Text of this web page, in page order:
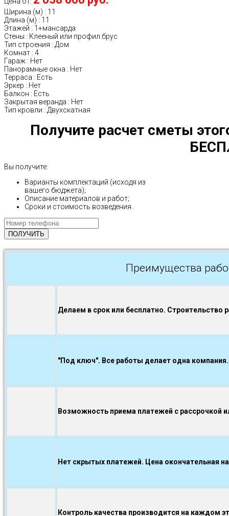
Ширина (м) : 11
Длина (м) : 11
Этажей : 1+мансарда
Стены : Клееный или профил.брус
Тип строения : Дом
Комнат : 4
Гараж : Нет
Панорамные окна : Нет
Терраса : Есть
Эркер : Нет
Балкон : Есть
Закрытая веранда : Нет
Тип кровли : Двухскатная
Получите расчет сметы
Вы получите:
Варианты комплектаций (исходя из
вашего бюджета);
Описание материалов и работ;
Сроки и стоимость возведения.
Преимущества
Делаем в срок или бесплатно. Строительство
"Под ключ". Все работы делает одна компания.
Возможность приема платежей с рассрочкой
Нет скрытых платежей. Цена окончательная
Контроль качества производится на каждом